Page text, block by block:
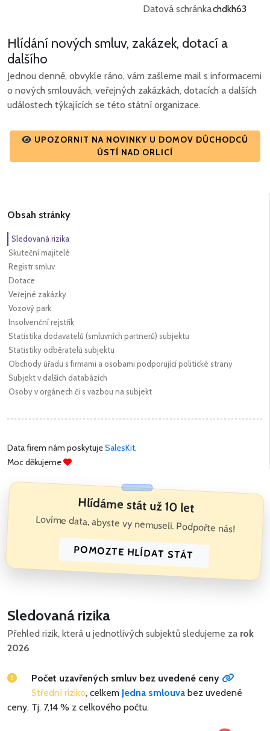
Datová schránkachdkh63
Hlídání nových smluv, zakázek, dotací a
dalšího
Jednou denně, obvykle ráno, vám zašleme mail s informacemi
o nových smlouvách, veřejných zakázkách, dotacích a dalších
událostech týkajících se této státní organizace.
UPOZORNIT NA NOVINKY U DOMOV DŮCHODCŮ
ÚSTÍ NAD ORLICÍ
Obsah stránky
Sledovaná rizika
Skuteční majitelé
Registr smluv
Dotace
Veřejné zakázky
Vozový park
Insolvenční rejstřík
Statistika dodavatelů (smluvních partnerů) subjektu
Statistiky odběratelů subjektu
Obchody úřadu s firmami a osobami podporující politické strany
Subjekt v dalších databázích
Osoby v orgánech či s vazbou na subjekt
Data firem nám poskytujeSalesKit.
Moc děkujeme
Hlídáme stát už 10 let
Lovíme data, abyste vy nemuseli. Podpořte nás!
POMOZTE HLÍDAT STÁT
Sledovaná rizika
Přehled rizik, která u jednotlivých subjektů sledujeme za rok
2026
Počet uzavřených smluv bez uvedené ceny
Střední riziko, celkem Jedna smlouva bez uvedené
ceny. Tj. 7,14 % z celkového počtu.